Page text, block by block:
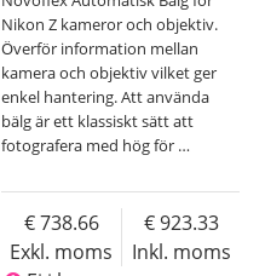
Nikon Z kameror och objektiv.
Överför information mellan
kamera och objektiv vilket ger
enkel hantering. Att använda
bälg är ett klassiskt sätt att
fotografera med hög för …
Exkl. moms
738.66
Inkl. moms
923.33